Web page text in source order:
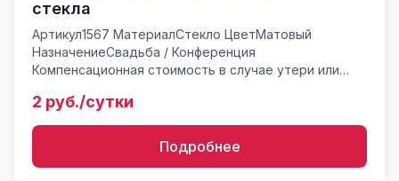
стекла
Артикул1567 МатериалСтекло ЦветМатовый
НазначениеСвадьба / Конференция
Компенсационная стоимость в случае утери или
подсвечник из стекла. Размером с апельсин. ...
2 руб./сутки
Подробнее